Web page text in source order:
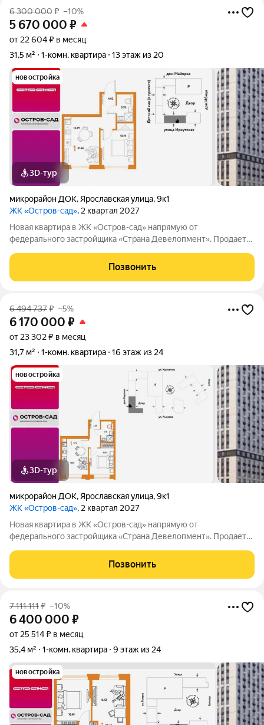
6 300 000₽ –10%
5 670 000 ₽
от 22 604 ₽ в месяц
31,5 м²
1-комн. квартира 13 этаж из 20
новостройка
3D-тур
микрорайон ДОК, Ярославская улица,9к1
ЖК «Остров-сад», 2 квартал 2027
Новая квартира в ЖК «Остров-сад» напрямую от
федерального застройщика «Страна Девелопмент». Продается
Девелопмент. Площадь квартиры 31,46 кв. м. Жилой комплекс
Позвонить
6 494 737₽ –5%
6 170 000 ₽
от 23 302 ₽ в месяц
31,7 м²
1-комн. квартира 16 этаж из 24
новостройка
3D-тур
микрорайон ДОК, Ярославская улица,9к1
ЖК «Остров-сад», 2 квартал 2027
Новая квартира в ЖК «Остров-сад» напрямую от
федерального застройщика «Страна Девелопмент». Продается
Девелопмент. Площадь квартиры 31,67 кв. м. Жилой комплекс
Позвонить
7 111 111₽ –10%
6 400 000 ₽
от 25 514 ₽ в месяц
35,4 м²
1-комн. квартира 9 этаж из 24
новостройка